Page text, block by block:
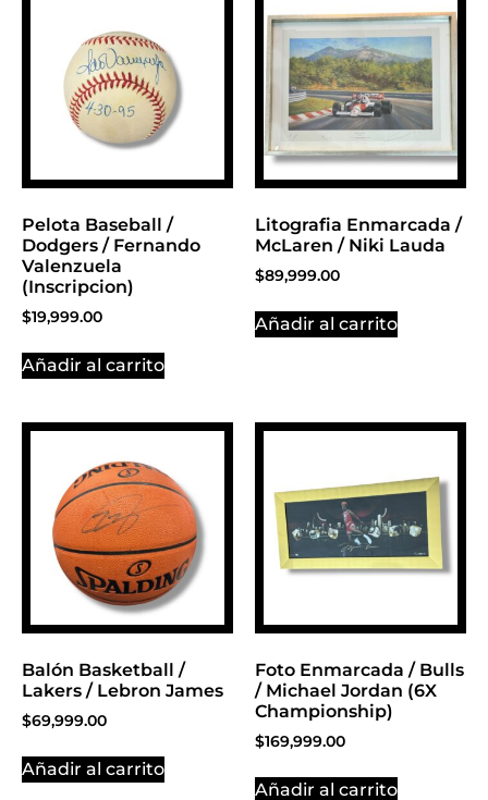
Click Here
Pelota Baseball /
Dodgers / Fernando
Valenzuela
(Inscripcion)
$19,999.00
Añadir al carrito
Litografia Enmarcada /
McLaren / Niki Lauda
$89,999.00
Añadir al carrito
Balón Basketball /
Lakers / Lebron James
$69,999.00
Añadir al carrito
Foto Enmarcada / Bulls
/ Michael Jordan (6X
Championship)
$169,999.00
Añadir al carrito